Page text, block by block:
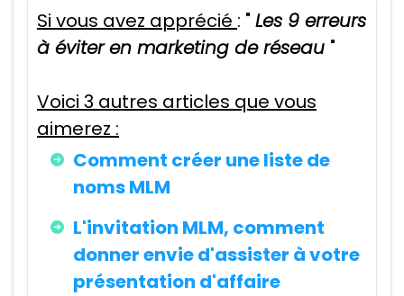
Si vous avez apprécié : " Les 9 erreurs
à éviter en marketing de réseau "
Voici 3 autres articles que vous
aimerez :
Comment créer une liste de
noms MLM
L'invitation MLM, comment
donner envie d'assister à votre
présentation d'affaire